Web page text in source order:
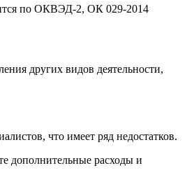
по ОКВЭД-2, ОК 029-2014
других видов деятельности,
что имеет ряд недостатков.
дополнительные расходы и